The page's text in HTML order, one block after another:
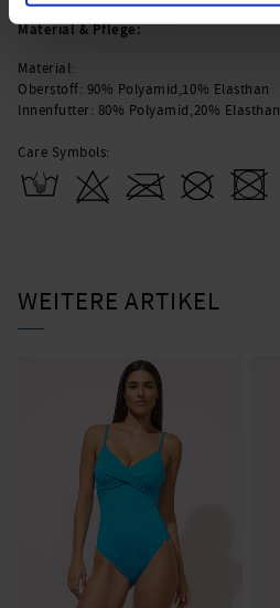
Material & Pflege:
Material:
Oberstoff: 90% Polyamid,10% Elasthan
Innenfutter: 80% Polyamid,20% Elasthan
Care Symbols:
WEITERE ARTIKEL